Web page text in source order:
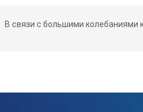
В связи с большими колебаниями